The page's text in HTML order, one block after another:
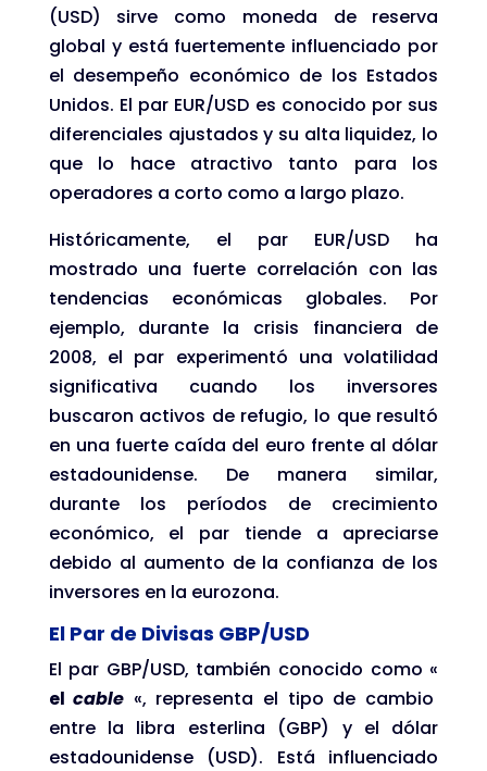
(USD) sirve como moneda de reserva
global y está fuertemente influenciado por
el desempeño económico de los Estados
Unidos. El par EUR/USD es conocido por sus
diferenciales ajustados y su alta liquidez, lo
que lo hace atractivo tanto para los
operadores a corto como a largo plazo.
Históricamente, el par EUR/USD ha
mostrado una fuerte correlación con las
tendencias económicas globales. Por
ejemplo, durante la crisis financiera de
2008, el par experimentó una volatilidad
significativa cuando los inversores
buscaron activos de refugio, lo que resultó
en una fuerte caída del euro frente al dólar
estadounidense. De manera similar,
durante los períodos de crecimiento
económico, el par tiende a apreciarse
debido al aumento de la confianza de los
inversores en la eurozona.
El Par de Divisas GBP/USD
El par GBP/USD, también conocido como «
elcable «, representa el tipo de cambio
entre la libra esterlina (GBP) y el dólar
estadounidense (USD). Está influenciado